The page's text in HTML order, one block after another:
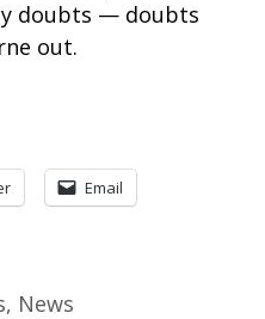
doubts — doubts
out.
Email
, News